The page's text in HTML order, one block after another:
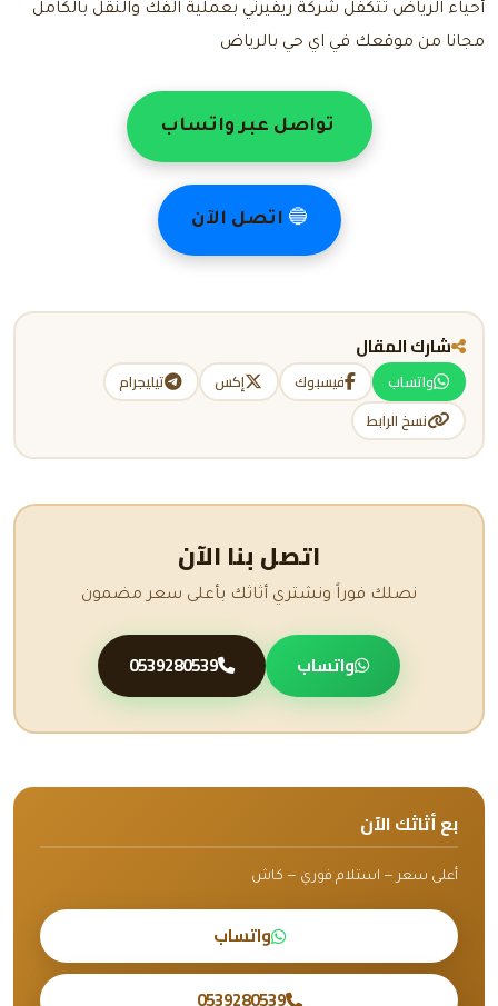
أحياء الرياض تتكفل شركة ريفيرني بعملية الفك والنقل بالكامل
مجانا من موقعك في اي حي بالرياض
تواصل عبر واتساب
🔵 اتصل الآن
شارك المقال
واتساب فيسبوك إكس
تيليجرام
نسخ الرابط
اتصل بنا الآن
نصلك فوراً ونشتري أثاثك بأعلى سعر مضمون
واتساب 0539280539
بع أثاثك الآن
أعلى سعر — استلام فوري — كاش
واتساب